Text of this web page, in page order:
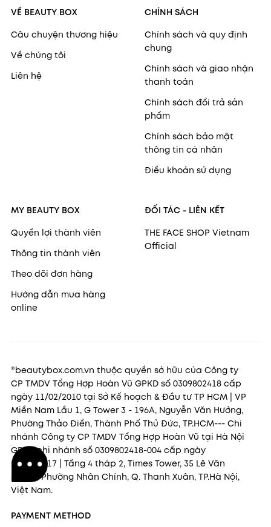
VỀ BEAUTY BOX
Câu chuyện thương hiệu
Về chúng tôi
Liên hệ
CHÍNH SÁCH
Chính sách và quy định
chung
Chính sách và giao nhận
thanh toán
Chính sách đổi trả sản
phẩm
Chính sách bảo mật
thông tin cá nhân
Điều khoản sử dụng
MY BEAUTY BOX
Quyền lợi thành viên
Thông tin thành viên
Theo dõi đơn hàng
Hướng dẫn mua hàng
online
ĐỐI TÁC - LIÊN KẾT
THE FACE SHOP Vietnam
Official
®beautybox.com.vn thuộc quyền sở hữu của Công ty
CP TMDV Tổng Hợp Hoàn Vũ GPKD số 0309802418 cấp
ngày 11/02/2010 tại Sở Kế hoạch & Đầu tư TP HCM | VP
Miền Nam Lầu 1, G Tower 3 - 196A, Nguyễn Văn Hưởng,
Phường Thảo Điền, Thành Phố Thủ Đức, TP.HCM--- Chi
nhánh Công ty CP TMDV Tổng Hợp Hoàn Vũ tại Hà Nội
GPKD chi nhánh số 0309802418-004 cấp ngày
22/11/2017 | Tầng 4 tháp 2, Times Tower, 35 Lê Văn
Lương, Phường Nhân Chính, Q. Thanh Xuân, TP.Hà Nội,
Việt Nam.
PAYMENT METHOD